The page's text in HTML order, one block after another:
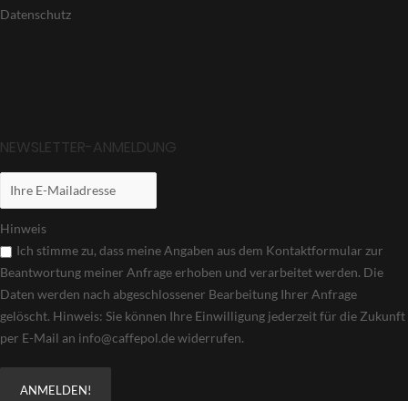
Datenschutz
NEWSLETTER-ANMELDUNG
Hinweis
Ich stimme zu, dass meine Angaben aus dem Kontaktformular zur
Beantwortung meiner Anfrage erhoben und verarbeitet werden. Die
Daten werden nach abgeschlossener Bearbeitung Ihrer Anfrage
gelöscht. Hinweis: Sie können Ihre Einwilligung jederzeit für die Zukunft
per E-Mail an info@caffepol.de widerrufen.